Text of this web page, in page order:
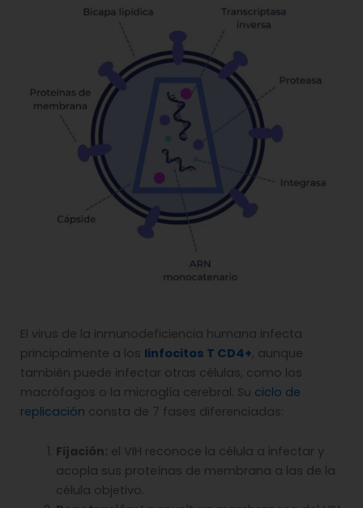
El virus de la inmunodeficiencia humana infecta
principalmente a los linfocitos T CD4+, aunque
también puede infectar otras células, como los
macrófagos o la microglía cerebral. Su ciclo de
replicación consta de 7 fases diferenciadas:
Fijación: el VIH reconoce la célula a infectar y
acopla sus proteínas de membrana a las de la
célula objetivo.